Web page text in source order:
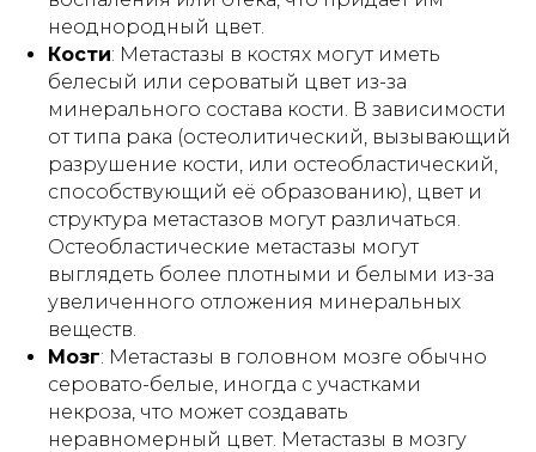
неоднородный цвет.
Кости: Метастазы в костях могут иметь
белесый или сероватый цвет из-за
минерального состава кости. В зависимости
от типа рака (остеолитический, вызывающий
разрушение кости, или остеобластический,
способствующий её образованию), цвет и
структура метастазов могут различаться.
Остеобластические метастазы могут
выглядеть более плотными и белыми из-за
увеличенного отложения минеральных
веществ.
Мозг: Метастазы в головном мозге обычно
серовато-белые, иногда с участками
некроза, что может создавать
неравномерный цвет. Метастазы в мозгу